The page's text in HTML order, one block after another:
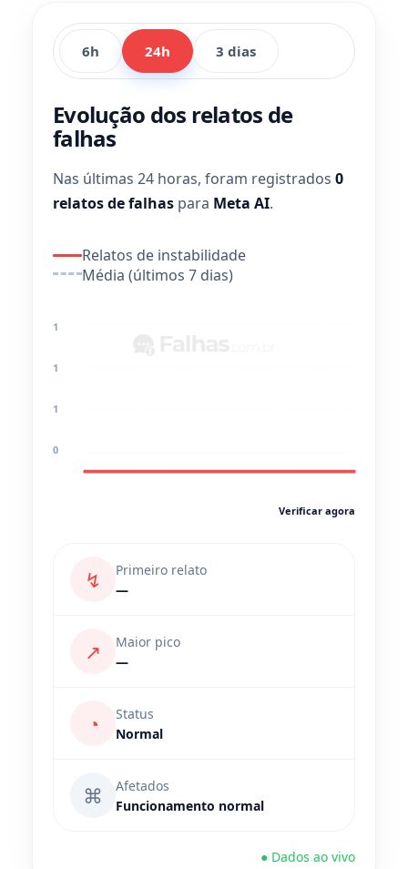
6h 24h 3 dias
Evolução dos relatos de
falhas
Nas últimas 24 horas, foram registrados 0
relatos de falhas para Meta AI.
Relatos de instabilidade
Média (últimos 7 dias)
1
1
1
0
Verificar agora
↯
Primeiro relato
—
↗
Maior pico
—
◔
Status
Normal
⌘
Afetados
Funcionamento normal
● Dados ao vivo